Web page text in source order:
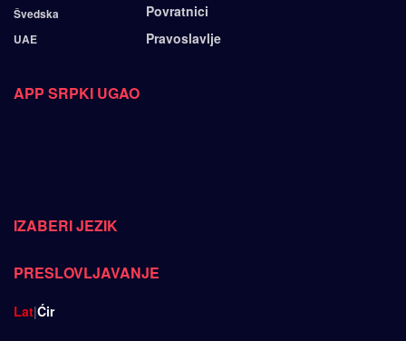
Švedska
UAE
Povratnici
Pravoslavlje
APP SRPKI UGAO
IZABERI JEZIK
PRESLOVLJAVANJE
Lat|Ćir